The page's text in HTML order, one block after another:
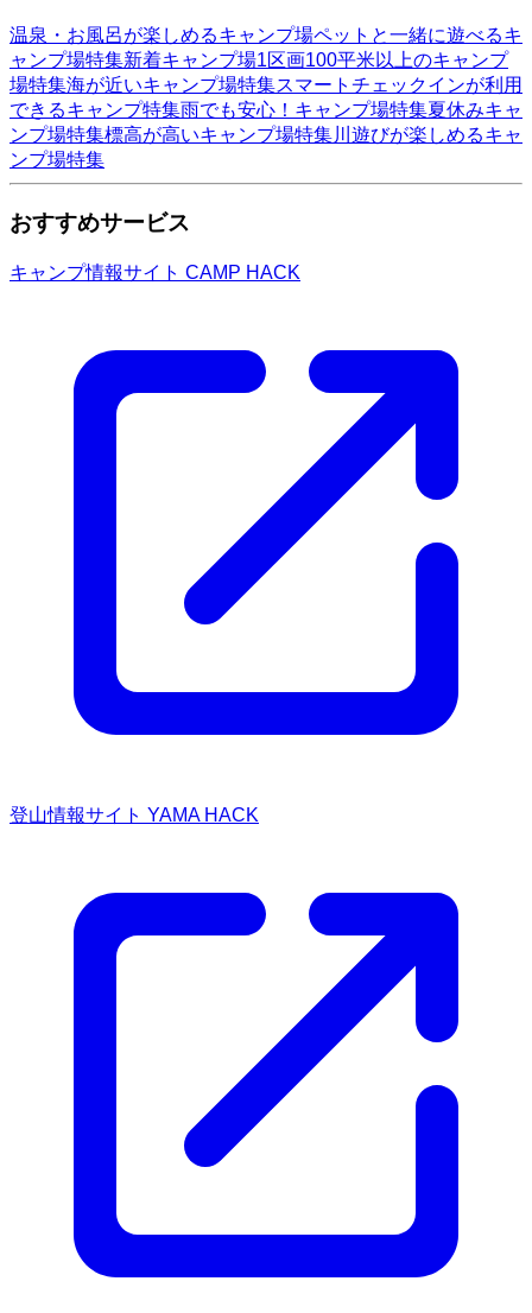
温泉・お風呂が楽しめるキャンプ場ペットと一緒に遊べるキ
ャンプ場特集新着キャンプ場1区画100平米以上のキャンプ
場特集海が近いキャンプ場特集スマートチェックインが利用
できるキャンプ特集雨でも安心！キャンプ場特集夏休みキャ
ンプ場特集標高が高いキャンプ場特集川遊びが楽しめるキャ
ンプ場特集
おすすめサービス
キャンプ情報サイト CAMP HACK
登山情報サイト YAMA HACK